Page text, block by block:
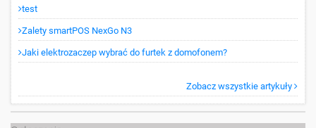
test
Zalety smartPOS NexGo N3
Jaki elektrozaczep wybrać do furtek z domofonem?
Zobacz wszystkie artykuły